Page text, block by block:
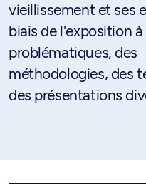
vieillissement et ses
biais de l'exposition à
problématiques, des
méthodologies, des
des présentations